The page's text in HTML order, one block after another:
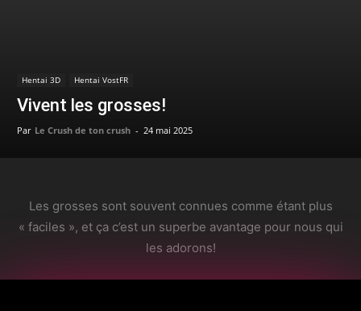
Hentai 3D Hentai VostFR
Vivent les grosses!
Par Le Crush de ton crush - 24 mai 2025
Les grosses sont souvent connues comme étant plus
« faciles », et ça c’est un superbe avantage pour nous qui
les adorons!